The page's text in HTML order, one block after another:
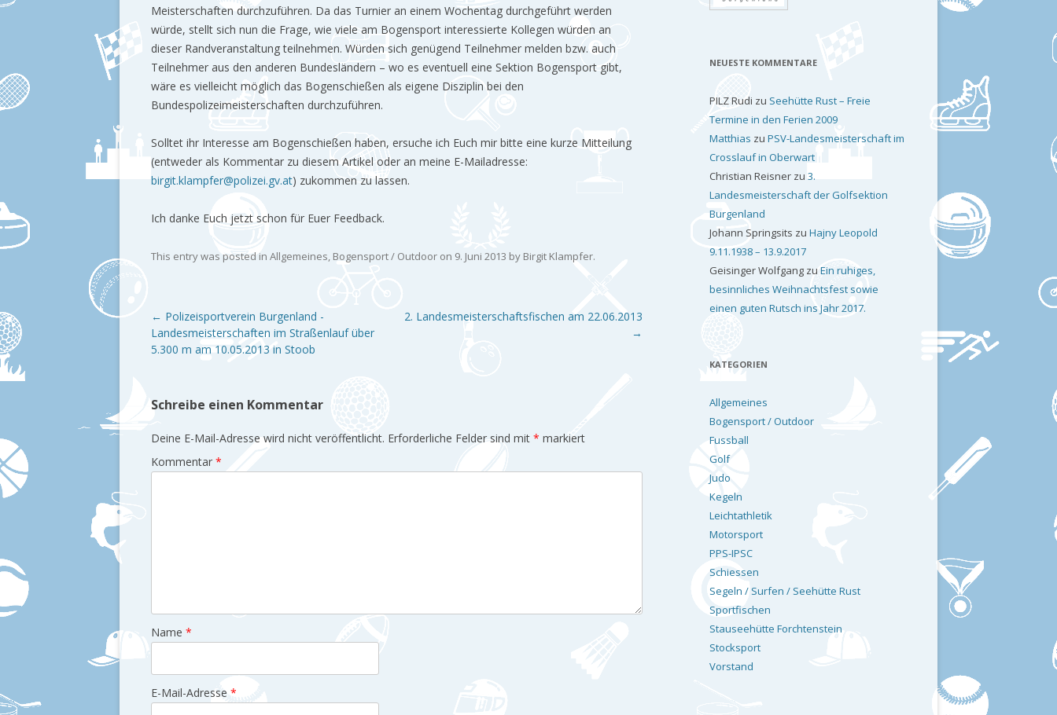
Meisterschaften durchzuführen. Da das Turnier an einem Wochentag durchgeführt werden
würde, stellt sich nun die Frage, wie viele am Bogensport interessierte Kollegen würden an
dieser Randveranstaltung teilnehmen. Würden sich genügend Teilnehmer melden bzw. auch
Teilnehmer aus den anderen Bundesländern – wo es eventuell eine Sektion Bogensport gibt,
wäre es vielleicht möglich das Bogenschießen als eigene Disziplin bei den
Bundespolizeimeisterschaften durchzuführen.
Solltet ihr Interesse am Bogenschießen haben, ersuche ich Euch mir bitte eine kurze Mitteilung
(entweder als Kommentar zu diesem Artikel oder an meine E-Mailadresse:
birgit.klampfer@polizei.gv.at) zukommen zu lassen.
Ich danke Euch jetzt schon für Euer Feedback.
This entry was posted in Allgemeines, Bogensport / Outdoor on 9. Juni 2013 by Birgit Klampfer.
Post navigation
← Polizeisportverein Burgenland -
Landesmeisterschaften im Straßenlauf über
5.300 m am 10.05.2013 in Stoob
2. Landesmeisterschaftsfischen am 22.06.2013
→
Schreibe einen Kommentar
Deine E-Mail-Adresse wird nicht veröffentlicht. Erforderliche Felder sind mit * markiert
Kommentar *
Name *
E-Mail-Adresse *
NEUESTE KOMMENTARE
PILZ Rudi zu Seehütte Rust – Freie
Termine in den Ferien 2009
Matthias zu PSV-Landesmeisterschaft im
Crosslauf in Oberwart
Christian Reisner zu 3.
Landesmeisterschaft der Golfsektion
Burgenland
Johann Springsits zu Hajny Leopold
9.11.1938 – 13.9.2017
Geisinger Wolfgang zu Ein ruhiges,
besinnliches Weihnachtsfest sowie
einen guten Rutsch ins Jahr 2017.
KATEGORIEN
Allgemeines
Bogensport / Outdoor
Fussball
Golf
Judo
Kegeln
Leichtathletik
Motorsport
PPS-IPSC
Schiessen
Segeln / Surfen / Seehütte Rust
Sportfischen
Stauseehütte Forchtenstein
Stocksport
Vorstand